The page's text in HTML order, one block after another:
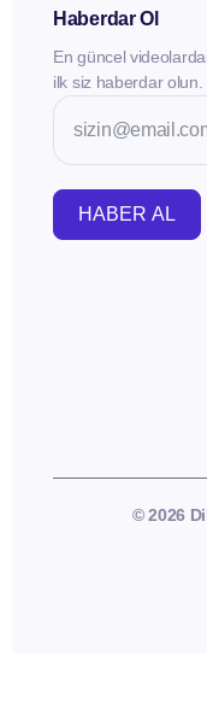
Haberdar Ol
En güncel
ilk siz haberdar olun.
HABER AL
© 2026